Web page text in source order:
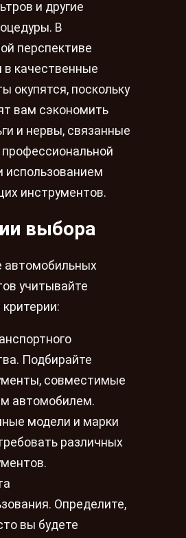
и другие
В
перспективе
в качественные
окупятся, поскольку
вам сэкономить
и нервы, связанные
использованием
инструментов.
выбора
автомобильных
учитывайте
Подбирайте
совместимые
автомобилем.
модели и марки
различных
Определите,
вы будете